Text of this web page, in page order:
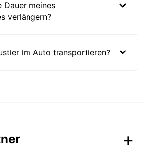
Dauer meines
verlängern?
im Auto transportieren?